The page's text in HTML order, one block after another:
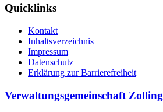
Quicklinks
Kontakt
Inhaltsverzeichnis
Impressum
Datenschutz
Erklärung zur Barrierefreiheit
Verwaltungsgemeinschaft Zolling